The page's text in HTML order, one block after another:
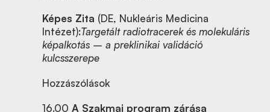
Képes Zita (DE, Nukleáris Medicina
Intézet):Targetált radiotracerek és molekuláris
képalkotás – a preklinikai validáció
kulcsszerepe
Hozzászólások
16.00 A Szakmai program zárása